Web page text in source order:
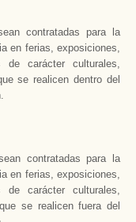
contratadas para la
en ferias, exposiciones,
de carácter culturales,
se realicen dentro del
contratadas para la
en ferias, exposiciones,
de carácter culturales,
se realicen fuera del